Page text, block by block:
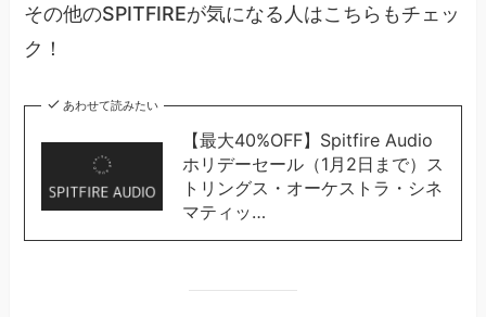
その他のSPITFIREが気になる人はこちらもチェッ
ク！
あわせて読みたい
【最大40%OFF】Spitfire Audio
ホリデーセール（1月2日まで）ス
トリングス・オーケストラ・シネ
マティッ…